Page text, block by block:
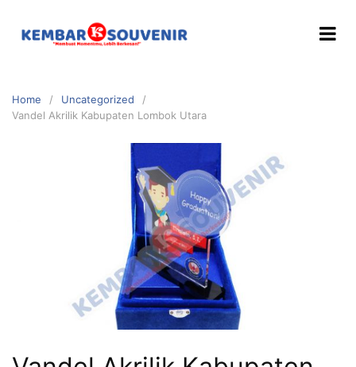
Home
Uncategorized
Vandel Akrilik Kabupaten Lombok Utara